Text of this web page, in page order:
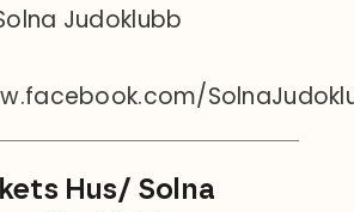
Judoklubb
Hus/ Solna